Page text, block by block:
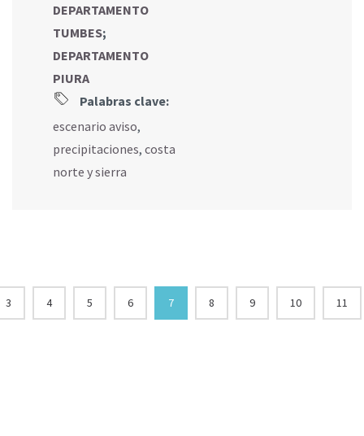
DEPARTAMENTO
TUMBES;
DEPARTAMENTO
PIURA
Palabras clave:
escenario aviso,
precipitaciones, costa
norte y sierra
3 4 5 6 7 8 9 10 11